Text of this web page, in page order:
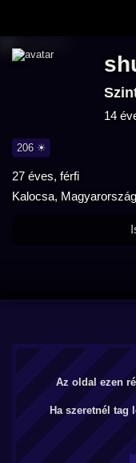
14
206 ☀
27 éves, férfi
Kalocsa, Magyarország
Az oldal ezen
Ha szeretnél tag